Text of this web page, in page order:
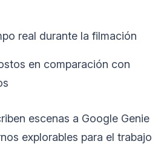
real durante la filmación
en comparación con
escenas a Google Genie
explorables para el trabajo